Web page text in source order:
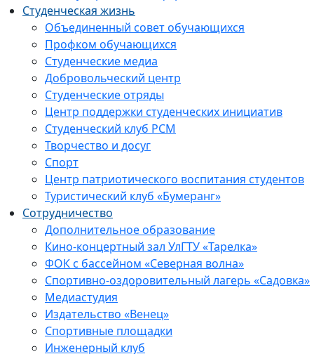
Студенческая жизнь
Объединенный совет обучающихся
Профком обучающихся
Студенческие медиа
Добровольческий центр
Студенческие отряды
Центр поддержки студенческих инициатив
Студенческий клуб РСМ
Творчество и досуг
Спорт
Центр патриотического воспитания студентов
Туристический клуб «Бумеранг»
Сотрудничество
Дополнительное образование
Кино-концертный зал УлГТУ «Тарелка»
ФОК с бассейном «Северная волна»
Спортивно-оздоровительный лагерь «Садовка»
Медиастудия
Издательство «Венец»
Спортивные площадки
Инженерный клуб